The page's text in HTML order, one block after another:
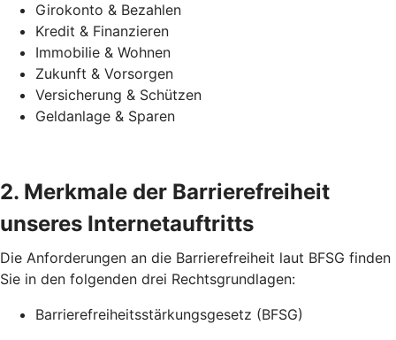
Girokonto & Bezahlen
Kredit & Finanzieren
Immobilie & Wohnen
Zukunft & Vorsorgen
Versicherung & Schützen
Geldanlage & Sparen
2. Merkmale der Barrierefreiheit
unseres Internetauftritts
Die Anforderungen an die Barrierefreiheit laut BFSG finden
Sie in den folgenden drei Rechtsgrundlagen:
Barrierefreiheitsstärkungsgesetz (BFSG)